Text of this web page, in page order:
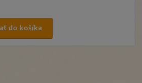
do košíka